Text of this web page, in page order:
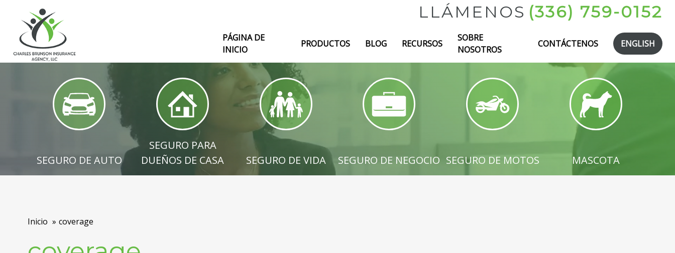
LLÁMENOS (336) 759-0152
PÁGINA DE
INICIO
PRODUCTOS BLOG RECURSOS
SOBRE
NOSOTROS
CONTÁCTENOS ENGLISH
SEGURO DE AUTO
SEGURO DE AUTO
SEGURO PARA DUEÑOS DE CASA
SEGURO PARA
DUEÑOS DE CASA
SEGURO DE VIDA
SEGURO DE VIDA
SEGURO DE NEGOCIO
SEGURO DE NEGOCIO
SEGURO DE MOTOS
SEGURO DE MOTOS
MASCOTA
MASCOTA
Inicio coverage